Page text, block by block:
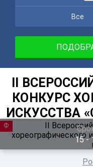
Все
II
КОНКУРС
ИСКУССТВА
15 ‐